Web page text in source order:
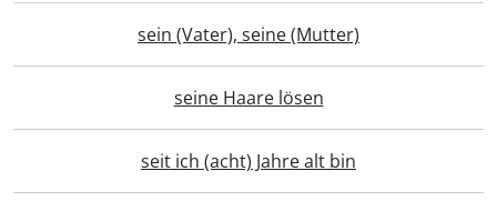
sein (Vater), seine (Mutter)
seine Haare lösen
seit ich (acht) Jahre alt bin